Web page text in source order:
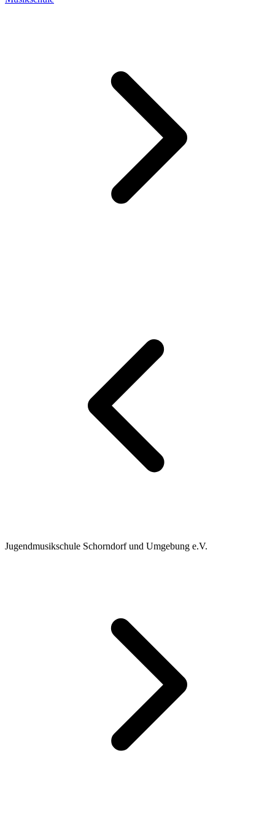
Jugendmusikschule Schorndorf und Umgebung e.V.